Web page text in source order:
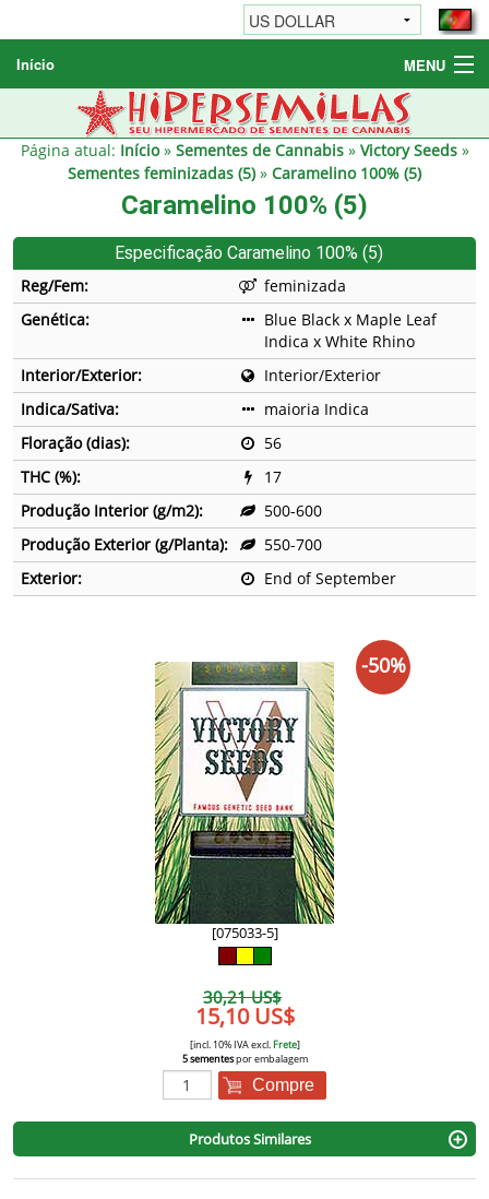
Início MENU
Sementes de Cannabis
Sementes Diversas
Página atual: Início» Sementes de Cannabis» Victory Seeds»
Sementes feminizadas (5)» Caramelino 100% (5)
Caramelino 100% (5)
Especificação Caramelino 100% (5)
Reg/Fem:
feminizada
Genética:
Blue Black x Maple Leaf
Indica x White Rhino
Interior/Exterior:
Interior/Exterior
Indica/Sativa:
maioria Indica
Floração (dias):
56
THC (%):
17
Produção Interior (g/m2):
500-600
Produção Exterior (g/Planta):
550-700
Exterior:
End of September
[075033-5]
30,21 US$
15,10 US$
[incl. 10% IVA excl. Frete]
5 sementespor embalagem
Compre
-50%
Produtos Similares